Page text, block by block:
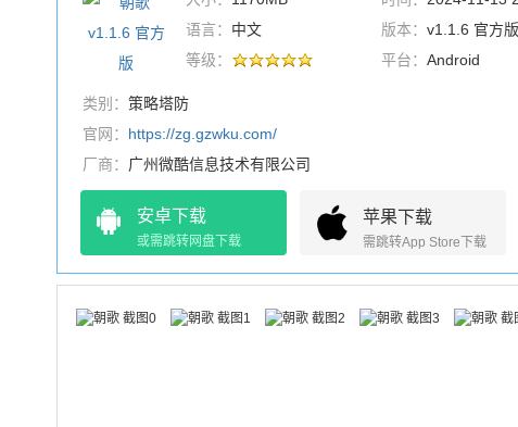
语言： 中文 版本： v1.1.6 官方版
等级：
平台： Android
类别： 策略塔防
官网： https://zg.gzwku.com/
厂商： 广州微酷信息技术有限公司
安卓下载
或需跳转网盘下载
苹果下载
需跳转App Store下载